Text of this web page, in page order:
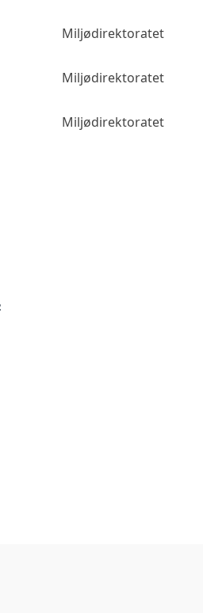
Miljødirektoratet
Miljødirektoratet
Miljødirektoratet